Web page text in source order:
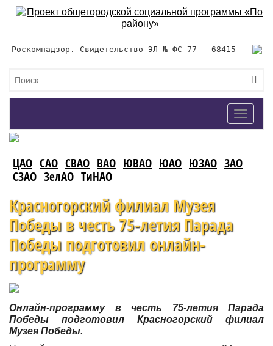
Роскомнадзор. Свидетельство ЭЛ № ФС 77 – 68415
Toggle
ЦАО САО СВАО ВАО ЮВАО ЮАО ЮЗАО ЗАО
СЗАО ЗелАО ТиНАО
Красногорский филиал Музея
Победы в честь 75-летия Парада
Победы подготовил онлайн-
программу
Онлайн-программу в честь 75-летия Парада
Победы подготовил Красногорский филиал
Музея Победы.